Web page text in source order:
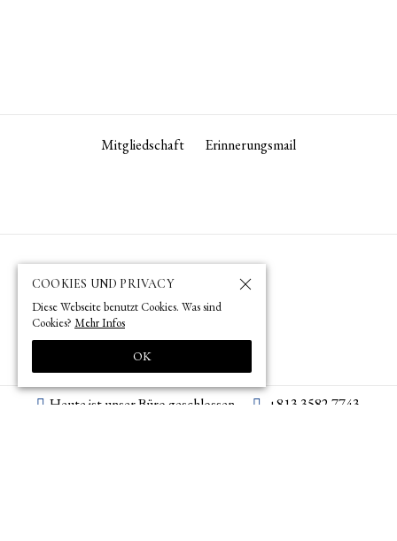
Mitgliedschaft Erinnerungsmail
Heute ist unser Büro geschlossen.
+813 3582 7743
COOKIES UND PRIVACY
Diese Webseite benutzt Cookies. Was sind
Cookies? Mehr Infos
OK